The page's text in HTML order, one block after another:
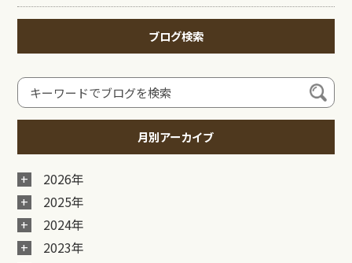
ブログ検索
月別アーカイブ
2026年
2025年
2024年
2023年